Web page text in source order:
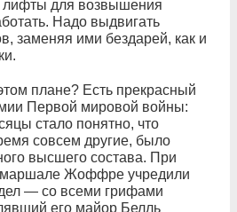
для возвышения
Надо выдвигать
заменяя ими бездарей, как и
плане? Есть прекрасный
Первой мировой войны:
стало понятно, что
совсем другие, было
высшего состава. При
Жоффре учредили
— со всеми грифами
его майор Белль